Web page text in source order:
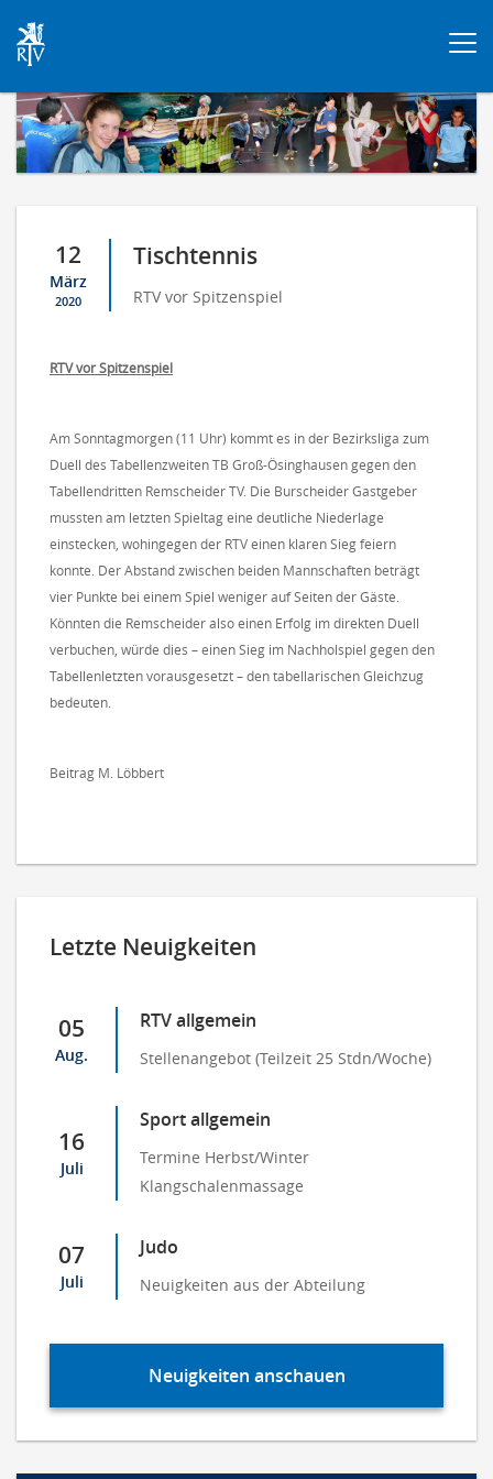
12
März
2020
Tischtennis
RTV vor Spitzenspiel
RTV vor Spitzenspiel
Am Sonntagmorgen (11 Uhr) kommt es in der Bezirksliga zum
Duell des Tabellenzweiten TB Groß-Ösinghausen gegen den
Tabellendritten Remscheider TV. Die Burscheider Gastgeber
mussten am letzten Spieltag eine deutliche Niederlage
einstecken, wohingegen der RTV einen klaren Sieg feiern
konnte. Der Abstand zwischen beiden Mannschaften beträgt
vier Punkte bei einem Spiel weniger auf Seiten der Gäste.
Könnten die Remscheider also einen Erfolg im direkten Duell
verbuchen, würde dies – einen Sieg im Nachholspiel gegen den
Tabellenletzten vorausgesetzt – den tabellarischen Gleichzug
bedeuten.
Beitrag M. Löbbert
Letzte Neuigkeiten
05
Aug.
RTV allgemein
Stellenangebot (Teilzeit 25 Stdn/Woche)
16
Juli
Sport allgemein
Termine Herbst/Winter
Klangschalenmassage
07
Juli
Judo
Neuigkeiten aus der Abteilung
Neuigkeiten anschauen